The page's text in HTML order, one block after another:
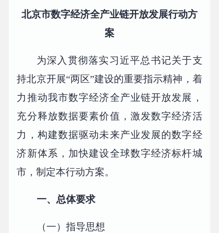
北京市数字经济全产业链开放发展行动方
案
为深入贯彻落实习近平总书记关于支
持北京开展“两区”建设的重要指示精神，着
力推动我市数字经济全产业链开放发展，
充分释放数据要素价值，激发数字经济活
力，构建数据驱动未来产业发展的数字经
济新体系，加快建设全球数字经济标杆城
市，制定本行动方案。
一、总体要求
（一）指导思想